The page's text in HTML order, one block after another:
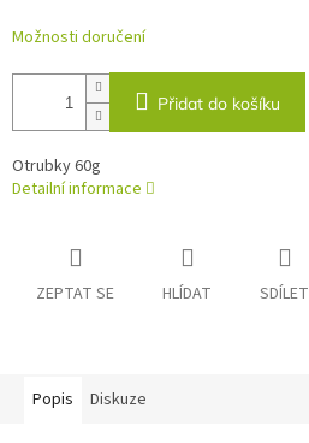
Možnosti doručení
Přidat do košíku
Otrubky 60g
Detailní informace
ZEPTAT SE HLÍDAT SDÍLET
Popis Diskuze